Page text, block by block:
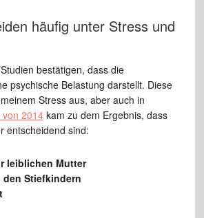
häufig unter Stress und
bestätigen, dass die
psychische Belastung darstellt. Diese
Stress aus, aber auch in
von 2014kam zu dem Ergebnis, dass
entscheidend sind:
leiblichen Mutter
den Stiefkindern